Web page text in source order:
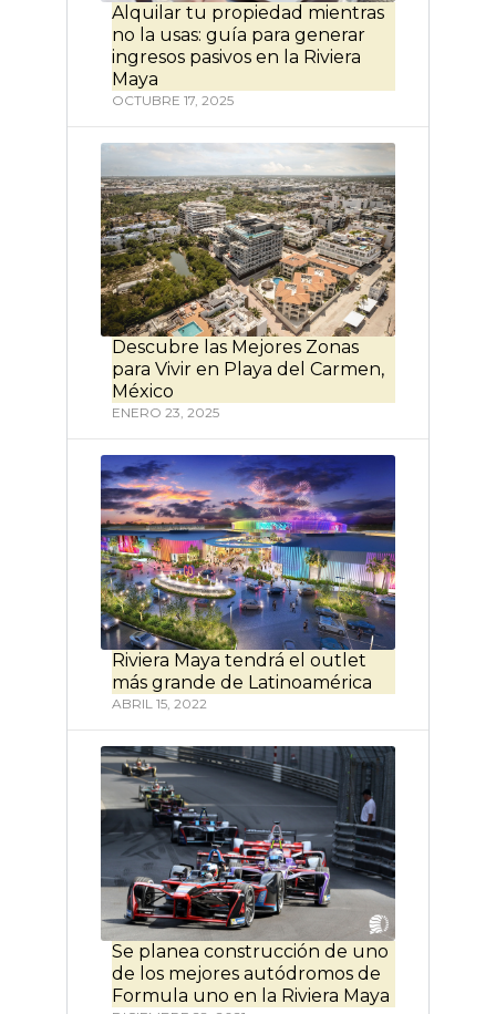
Alquilar tu propiedad mientras
no la usas: guía para generar
ingresos pasivos en la Riviera
Maya
OCTUBRE 17, 2025
Descubre las Mejores Zonas
para Vivir en Playa del Carmen,
México
ENERO 23, 2025
Riviera Maya tendrá el outlet
más grande de Latinoamérica
ABRIL 15, 2022
Se planea construcción de uno
de los mejores autódromos de
Formula uno en la Riviera Maya